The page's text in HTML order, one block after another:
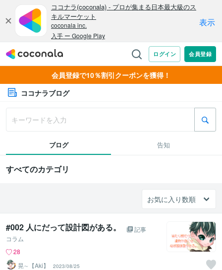
会員登録で10％割引クーポンを獲得！
ココナラブログ
ブログ 告知
すべてのカテゴリ
#002 人にだって設計図がある。
記事
コラム
28
晃∼【Aki】
2023/08/25